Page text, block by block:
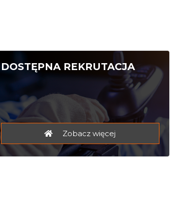
DOSTĘPNA REKRUTACJA
Zobacz więcej